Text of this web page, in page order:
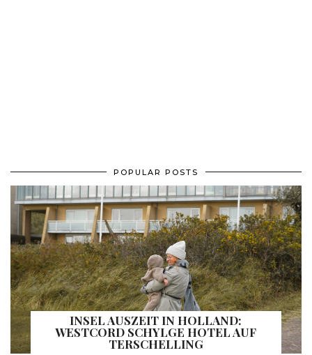
POPULAR POSTS
INSEL AUSZEIT IN HOLLAND:
WESTCORD SCHYLGE HOTEL AUF
TERSCHELLING